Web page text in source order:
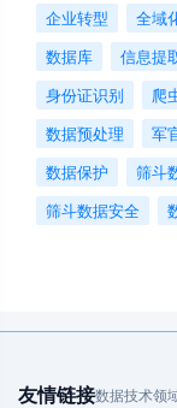
企业转型
全域
数据库
信息提
身份证识别
爬
数据预处理
军
数据保护
筛斗
筛斗数据安全
友情链接数据技术领